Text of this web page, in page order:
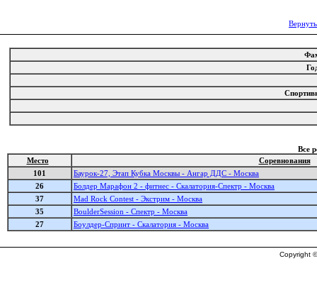
Все
Место
Соревнования
101
Баурок-27, Этап Кубка Москвы - Ангар ДДС - Москва
26
Болдер Марафон 2 - фитнес - Скалатория-Спектр - Москва
37
Mad Rock Contest - Экстрим - Москва
35
BoulderSession - Спектр - Москва
27
Боулдер-Спринт - Скалатория - Москва
Copyright